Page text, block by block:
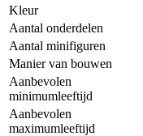
Kleur
Aantal onderdelen
Aantal minifiguren
Manier van bouwen
Aanbevolen
minimumleeftijd
Aanbevolen
maximumleeftijd